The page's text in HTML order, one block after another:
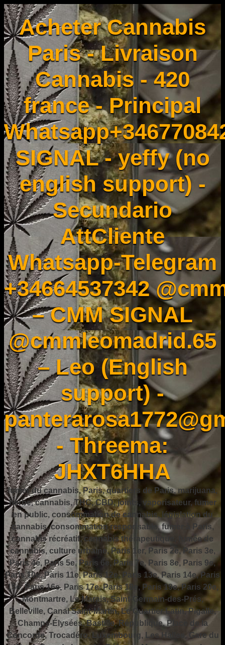
Acheter Cannabis
Paris - Livraison
Cannabis - 420
france - Principal
SIGNAL - yeffy (no
english support) -
Secundario
AttCliente
Whatsapp-Telegram
+34664537342
– CMM SIGNAL
@cmmleomadrid.65
– Leo (English
support) -
- Threema:
JHXT6HHA
fumer du cannabis, Paris, quartiers de Paris, marijuana,
herbe, cannabis, THC, CBD, joints, vaporisateur, fumer
en public, consommation de cannabis, législation du
cannabis, consommation responsable, fumer à Paris,
cannabis récréatif, cannabis thérapeutique, fumée de
cannabis, culture urbaine, Paris 1er, Paris 2e, Paris 3e,
Paris 4e, Paris 5e, Paris 6e, Paris 7e, Paris 8e, Paris 9e,
Paris 10e, Paris 11e, Paris 12e, Paris 13e, Paris 14e, Paris
15e, Paris 16e, Paris 17e, Paris 18e, Paris 19e, Paris 20e,
Montmartre, Le Marais, Saint-Germain-des-Prés,
Belleville, Canal Saint-Martin, Le Quartier Latin, Pigalle,
Champs-Élysées, Bastille, République, Place de la
Concorde, Trocadéro, Luxembourg, Les Halles, Gare du